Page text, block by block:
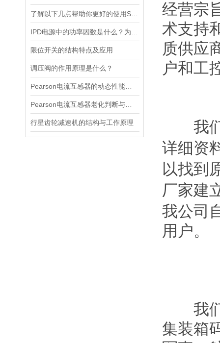
限位开关的结构特点及应用
调压阀的作用原理是什么？
行星齿轮减速机的结构与工作原理
经营宗
术支持
质供应
户和工
我们
详细资
以找到
厂家建
我公司
用户。
我们
集装箱